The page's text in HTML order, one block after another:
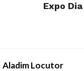
Expo
Aladim Locutor